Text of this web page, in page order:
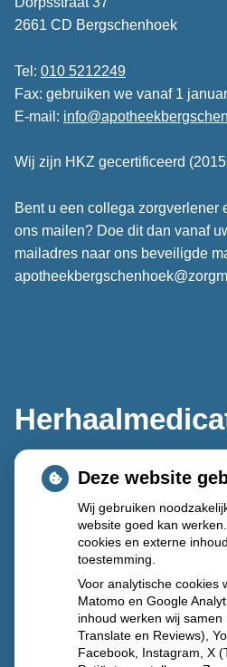
2661 CD Bergschenhoek
Tel: 010 5212249
Fax: gebruiken we vanaf 1
E-mail:
Wij zijn HKZ gecertificeerd
Bent u een collega zorgverlener
ons mailen? Doe dit dan vanaf
mailadres naar ons beveiligde
Deze website
Wij gebruiken
website goed kan
cookies en externe
toestemming.
Voor analytische cookies
Matomo en Google
inhoud werken wij samen
Translate en Reviews),
Facebook, Instagram, X